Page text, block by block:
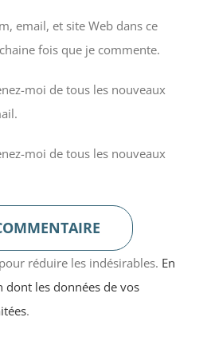
email, et site Web dans ce
fois que je commente.
moi de tous les nouveaux
moi de tous les nouveaux
réduire les indésirables. En
dont les données de vos
.